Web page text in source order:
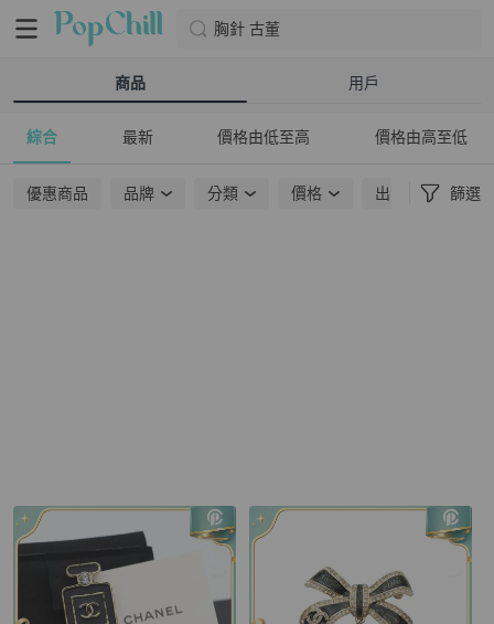
胸針 古董
商品 用戶
綜合 最新 價格由低至高 價格由高至低
優惠商品 品牌 分類 價格 出貨地點 篩選